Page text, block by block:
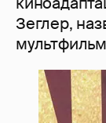
Зеглер,